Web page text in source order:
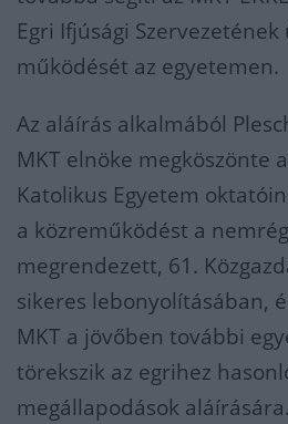
Egri Ifjúsági
működését az egyetemen.
Az aláírás alkalmából
MKT elnöke megköszönte
Katolikus Egyetem
a közreműködést a
megrendezett, 61.
sikeres lebonyolításában,
MKT a jövőben további
törekszik az egrihez
megállapodások aláírására.